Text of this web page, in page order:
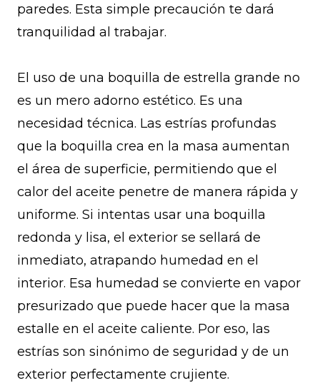
paredes. Esta simple precaución te dará
tranquilidad al trabajar.
El uso de una boquilla de estrella grande no
es un mero adorno estético. Es una
necesidad técnica. Las estrías profundas
que la boquilla crea en la masa aumentan
el área de superficie, permitiendo que el
calor del aceite penetre de manera rápida y
uniforme. Si intentas usar una boquilla
redonda y lisa, el exterior se sellará de
inmediato, atrapando humedad en el
interior. Esa humedad se convierte en vapor
presurizado que puede hacer que la masa
estalle en el aceite caliente. Por eso, las
estrías son sinónimo de seguridad y de un
exterior perfectamente crujiente.